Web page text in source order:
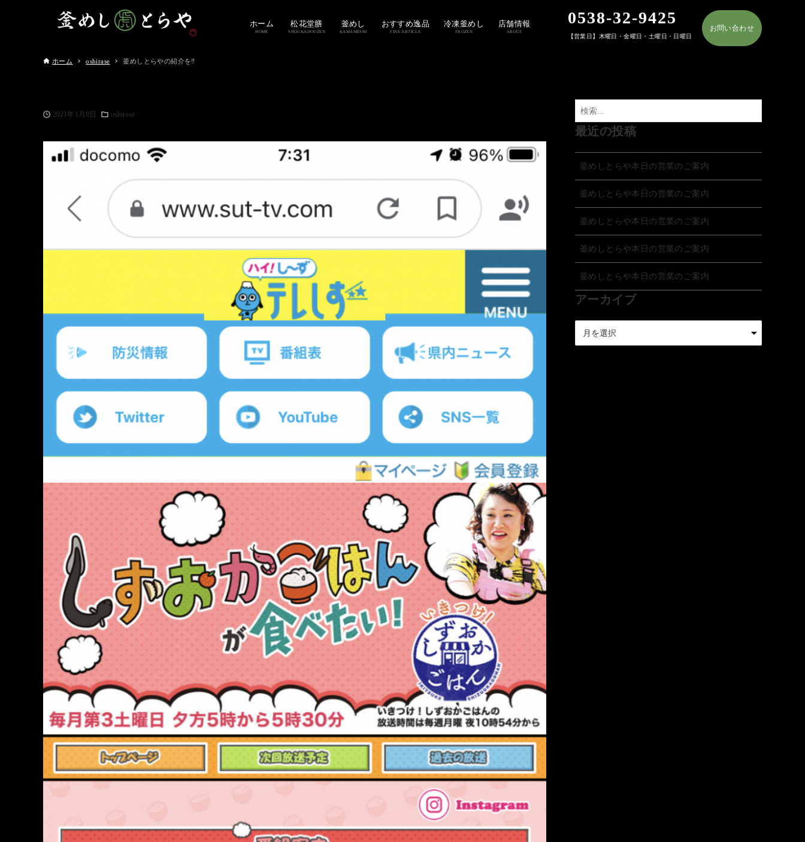
ホーム
HOME
松花堂膳
SHOUKADOUZEN
釜めし
KAMAMESHI
おすすめ逸品
FINE ARTICLE
冷凍釜めし
FROZEN
店舗情報
ABOUT
0538-32-9425
【営業日】木曜日・金曜日・土曜日・日曜日
お問い合わせ
ホーム oshirase 釜めしとらやの紹介を‼️
2021年1月8日 oshirase
最近の投稿
釜めしとらや本日の営業のご案内
釜めしとらや本日の営業のご案内
釜めしとらや本日の営業のご案内
釜めしとらや本日の営業のご案内
釜めしとらや本日の営業のご案内
アーカイブ